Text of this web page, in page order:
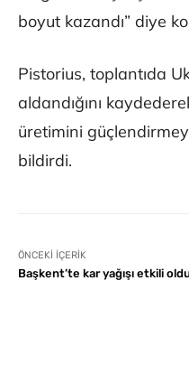
boyut kazandı” diye
Pistorius, toplantıda
aldandığını
üretimini
bildirdi.
ÖNCEKI İÇERIK
Başkent’te kar yağışı etkili